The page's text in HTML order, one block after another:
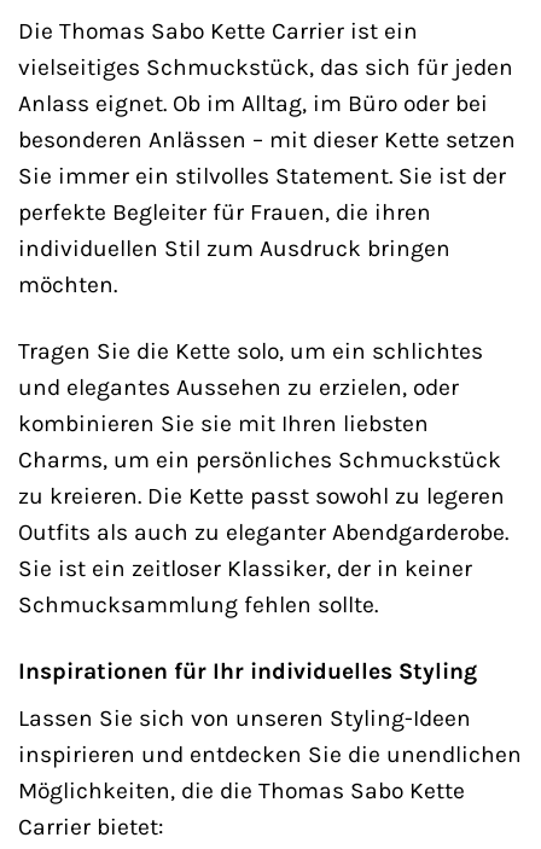
Die Thomas Sabo Kette Carrier ist ein
vielseitiges Schmuckstück, das sich für jeden
Anlass eignet. Ob im Alltag, im Büro oder bei
besonderen Anlässen – mit dieser Kette setzen
Sie immer ein stilvolles Statement. Sie ist der
perfekte Begleiter für Frauen, die ihren
individuellen Stil zum Ausdruck bringen
möchten.
Tragen Sie die Kette solo, um ein schlichtes
und elegantes Aussehen zu erzielen, oder
kombinieren Sie sie mit Ihren liebsten
Charms, um ein persönliches Schmuckstück
zu kreieren. Die Kette passt sowohl zu legeren
Outfits als auch zu eleganter Abendgarderobe.
Sie ist ein zeitloser Klassiker, der in keiner
Schmucksammlung fehlen sollte.
Inspirationen für Ihr individuelles Styling
Lassen Sie sich von unseren Styling-Ideen
inspirieren und entdecken Sie die unendlichen
Möglichkeiten, die die Thomas Sabo Kette
Carrier bietet: